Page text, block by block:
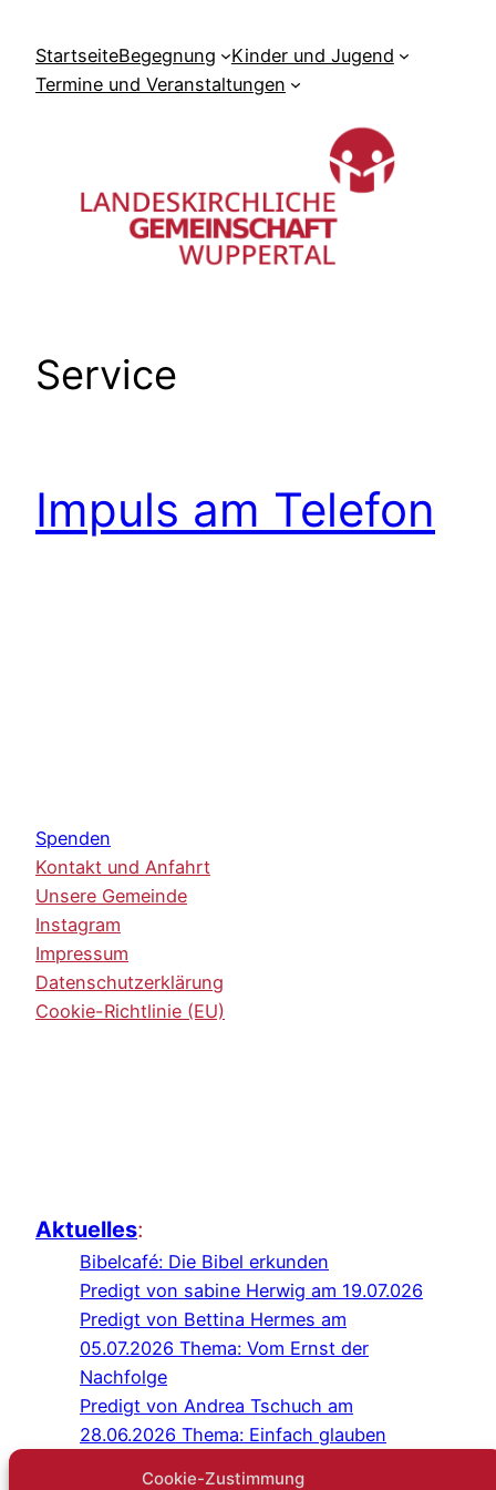
Cookie-Zustimmung
Inhalt
springen
StartseiteBegegnung
Kinder und Jugend
Termine und Veranstaltungen
Service
Impuls am Telefon
Spenden
Kontakt und Anfahrt
Unsere Gemeinde
Instagram
Impressum
Datenschutzerklärung
Cookie-Richtlinie (EU)
Aktuelles:
Bibelcafé: Die Bibel erkunden
Predigt von sabine Herwig am 19.07.026
Predigt von Bettina Hermes am
05.07.2026 Thema: Vom Ernst der
Nachfolge
Predigt von Andrea Tschuch am
28.06.2026 Thema: Einfach glauben